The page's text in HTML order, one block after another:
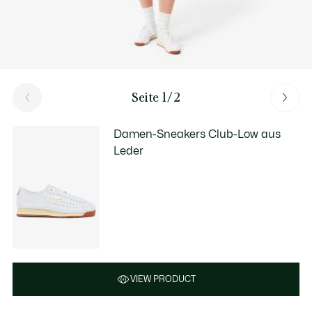
Seite 1/2
Damen-Sneakers Club-Low aus
Leder
VIEW PRODUCT